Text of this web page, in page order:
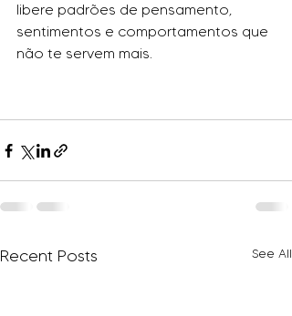
libere padrões de pensamento,
sentimentos e comportamentos que
não te servem mais.
Recent Posts See All